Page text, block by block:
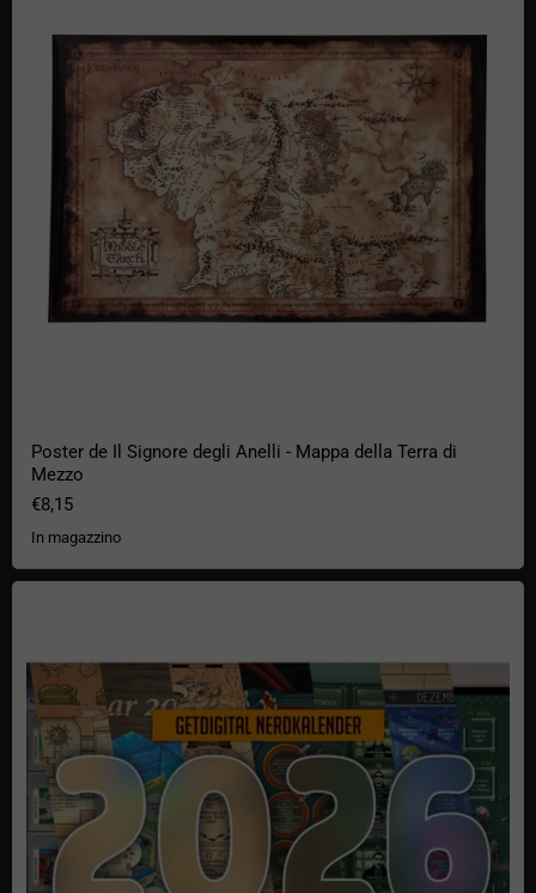
Poster de Il Signore degli Anelli - Mappa della Terra di
Mezzo
€8,15
In magazzino